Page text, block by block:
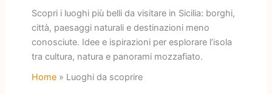
Scopri i luoghi più belli da visitare in Sicilia: borghi,
città, paesaggi naturali e destinazioni meno
conosciute. Idee e ispirazioni per esplorare l’isola
tra cultura, natura e panorami mozzafiato.
Home
Luoghi da scoprire